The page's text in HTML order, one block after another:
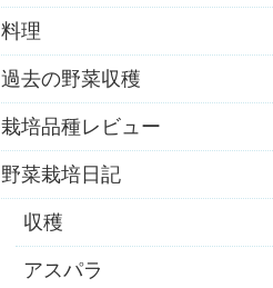
料理
過去の野菜収穫
栽培品種レビュー
野菜栽培日記
収穫
アスパラ